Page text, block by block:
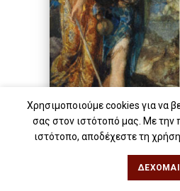
Αναζητώντας την Αρκαδία
Χρησιμοποιούμε cookies για να
σας στον ιστότοπό μας. Με την
ιστότοπο, αποδέχεστε τη
ΔΈΧΟΜΑΙ